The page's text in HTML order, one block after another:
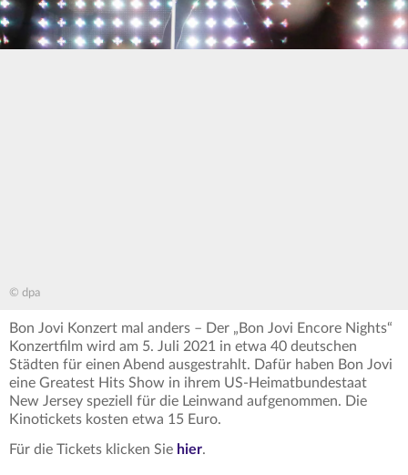
© dpa
Bon Jovi Konzert mal anders – Der „Bon Jovi Encore Nights“
Konzertfilm wird am 5. Juli 2021 in etwa 40 deutschen
Städten für einen Abend ausgestrahlt. Dafür haben Bon Jovi
eine Greatest Hits Show in ihrem US-Heimatbundestaat
New Jersey speziell für die Leinwand aufgenommen. Die
Kinotickets kosten etwa 15 Euro.
Für die Tickets klicken Sie hier.